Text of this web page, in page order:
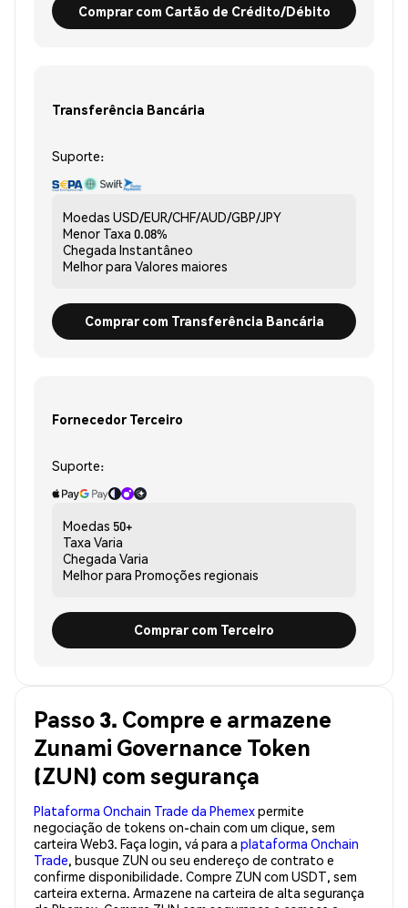
Comprar com Cartão de Crédito/Débito
Transferência Bancária
Suporte:
Moedas USD/EUR/CHF/AUD/GBP/JPY
Menor Taxa 0.08%
Chegada Instantâneo
Melhor para Valores maiores
Comprar com Transferência Bancária
Fornecedor Terceiro
Suporte:
Moedas 50+
Taxa Varia
Chegada Varia
Melhor para Promoções regionais
Comprar com Terceiro
Passo 3. Compre e armazene
Zunami Governance Token
(ZUN) com segurança
Plataforma Onchain Trade da Phemexpermite
negociação de tokens on-chain com um clique, sem
carteira Web3. Faça login, vá para a plataforma Onchain
Trade, busque ZUN ou seu endereço de contrato e
confirme disponibilidade. Compre ZUN com USDT, sem
carteira externa. Armazene na carteira de alta segurança